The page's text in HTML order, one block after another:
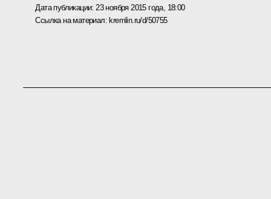
Дата публикации: 23 ноября 2015 года, 18:00
Ссылка на материал: kremlin.ru/d/50755